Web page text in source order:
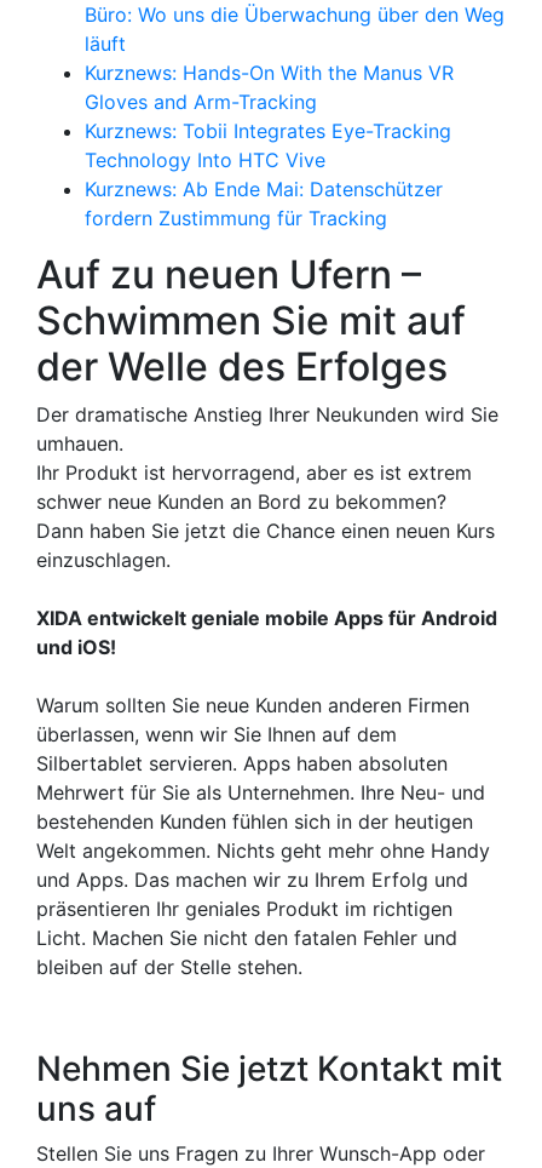
Büro: Wo uns die Überwachung über den Weg
läuft
Kurznews: Hands-On With the Manus VR
Gloves and Arm-Tracking
Kurznews: Tobii Integrates Eye-Tracking
Technology Into HTC Vive
Kurznews: Ab Ende Mai: Datenschützer
fordern Zustimmung für Tracking
Auf zu neuen Ufern –
Schwimmen Sie mit auf
der Welle des Erfolges
Der dramatische Anstieg Ihrer Neukunden wird Sie
umhauen.
Ihr Produkt ist hervorragend, aber es ist extrem
schwer neue Kunden an Bord zu bekommen?
Dann haben Sie jetzt die Chance einen neuen Kurs
einzuschlagen.
XIDA entwickelt geniale mobile Apps für Android
und iOS!
Warum sollten Sie neue Kunden anderen Firmen
überlassen, wenn wir Sie Ihnen auf dem
Silbertablet servieren. Apps haben absoluten
Mehrwert für Sie als Unternehmen. Ihre Neu- und
bestehenden Kunden fühlen sich in der heutigen
Welt angekommen. Nichts geht mehr ohne Handy
und Apps. Das machen wir zu Ihrem Erfolg und
präsentieren Ihr geniales Produkt im richtigen
Licht. Machen Sie nicht den fatalen Fehler und
bleiben auf der Stelle stehen.
Nehmen Sie jetzt Kontakt mit
uns auf
Stellen Sie uns Fragen zu Ihrer Wunsch-App oder